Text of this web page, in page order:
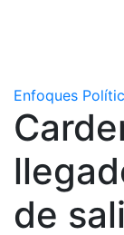
Enfoques
de